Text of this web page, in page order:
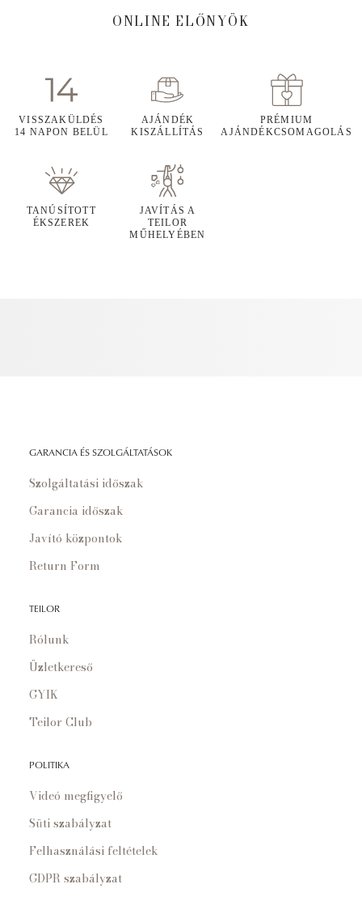
ONLINE ELŐNYÖK
VISSZAKÜLDÉS
14 NAPON BELÜL
AJÁNDÉK
KISZÁLLÍTÁS
PRÉMIUM
AJÁNDÉKCSOMAGOLÁS
TANÚSÍTOTT
ÉKSZEREK
JAVÍTÁS A
TEILOR
MŰHELYÉBEN
GARANCIA ÉS SZOLGÁLTATÁSOK
Szolgáltatási időszak
Garancia időszak
Javító központok
Return Form
TEILOR
Rólunk
Üzletkereső
GYIK
Teilor Club
POLITIKA
Videó megfigyelő
Süti szabályzat
Felhasználási feltételek
GDPR szabályzat